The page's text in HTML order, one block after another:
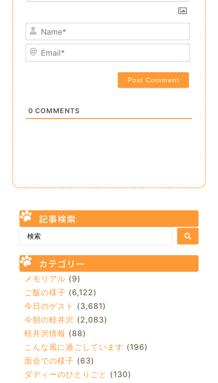
Name*
Email*
0 COMMENTS
記事検索
カテゴリー
メモリアル (9)
ご飯の様子 (6,122)
今日のゲスト (3,681)
今朝の軽井沢 (2,083)
軽井沢情報 (88)
こんな風に過ごしています (196)
面会での様子 (63)
ダディーのひとりごと (130)